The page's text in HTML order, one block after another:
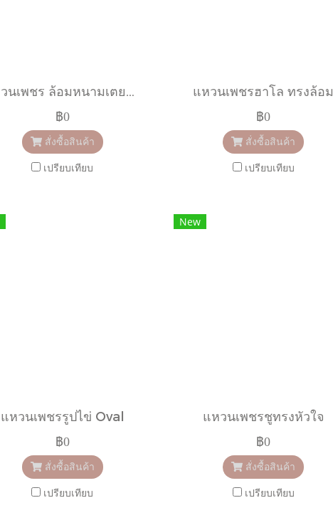
฿0
สั่งซื้อสินค้า
เปรียบเทียบ
แหวนเพชรฮาโล ทรงล้อม
฿0
สั่งซื้อสินค้า
เปรียบเทียบ
แหวนเพชรรูปไข่ Oval
฿0
สั่งซื้อสินค้า
เปรียบเทียบ
New
แหวนเพชรชูทรงหัวใจ
฿0
สั่งซื้อสินค้า
เปรียบเทียบ